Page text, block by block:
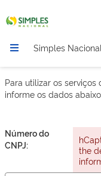
Simples Nacional
Para utilizar os serviços
informe os dados
the
Número do
CNPJ: